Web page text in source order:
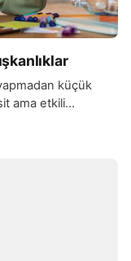
küçük
ama etkili
kısa yürüyüşler
durumunu
küçük